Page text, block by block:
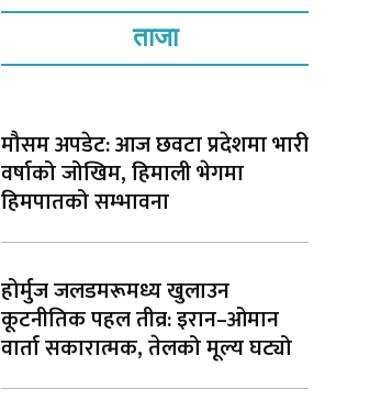
ताजा
मौसम अपडेट: आज छवटा प्रदेशमा भारी
वर्षाको जोखिम, हिमाली भेगमा
हिमपातको सम्भावना
होर्मुज जलडमरूमध्य खुलाउन
कूटनीतिक पहल तीव्र: इरान–ओमान
वार्ता सकारात्मक, तेलको मूल्य घट्यो